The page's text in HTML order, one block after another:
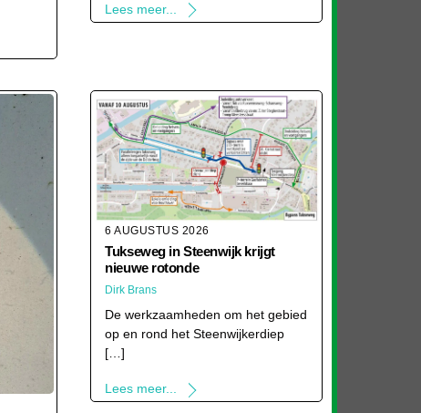
Lees meer...
6 AUGUSTUS 2026
Tukseweg in Steenwijk krijgt
nieuwe rotonde
Dirk Brans
De werkzaamheden om het gebied
op en rond het Steenwijkerdiep
[…]
Lees meer...